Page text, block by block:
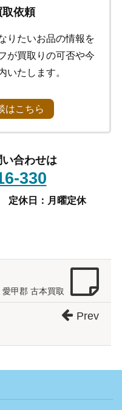
依頼
りたいお品の情報を
が買取りの可否や今
いたします。
はこちら
合わせは
330
定休日：月曜定休
愛甲郡 古本買取
Prev